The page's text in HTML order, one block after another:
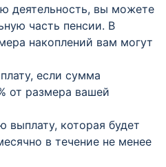
деятельность, вы можете
часть пенсии. В
накоплений вам могут
если сумма
от размера вашей
выплату, которая будет
в течение не менее